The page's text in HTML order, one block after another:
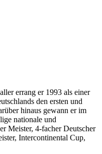
errang er 1993 als einer
den ersten und
hinaus gewann er im
nationale und
Meister, 4-facher Deutscher
Intercontinental Cup,